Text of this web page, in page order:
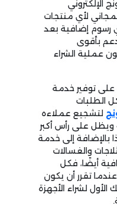
لأي منتجات
رسوم إضافية بعد
بأقوى
عملية الشراء
توفير خدمة
الطلبات
لتشجيع عملاءه
ويظل على رأس أكبر
بالإضافة إلى خدمة
والغسالات
أيضًا، فكل
تقرر أن يكون
لشراء الأجهزة